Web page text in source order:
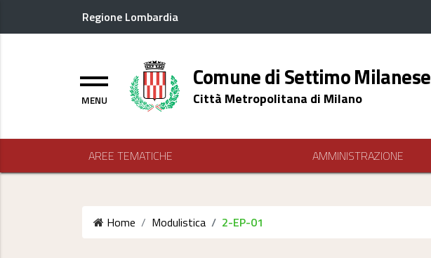
Regione Lombardia
Menu Logo header
Comune di Settimo Milanese
Città Metropolitana di Milano
AREE TEMATICHE AMMINISTRAZIONE
Home Modulistica 2-EP-01